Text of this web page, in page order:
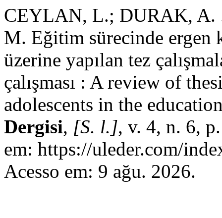
CEYLAN, L.; DURAK,
M. Eğitim sürecinde ergen
üzerine yapılan tez
çalışması : A review of
adolescents in the
Dergisi, [S. l.], v. 4, n. 6,
em: https://uleder.com/
Acesso em: 9 ağu. 2026.